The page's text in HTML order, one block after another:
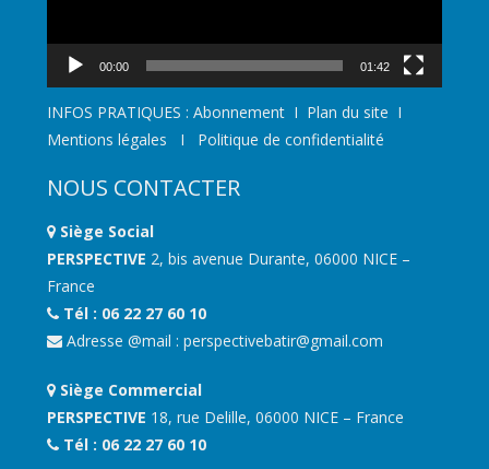
00:00 01:42
INFOS PRATIQUES : Abonnement I Plan du site I
Mentions légales I Politique de confidentialité
NOUS CONTACTER
Siège Social
PERSPECTIVE 2, bis avenue Durante, 06000 NICE –
France
Tél : 06 22 27 60 10
Adresse @mail : perspectivebatir@gmail.com
Siège Commercial
PERSPECTIVE 18, rue Delille, 06000 NICE – France
Tél : 06 22 27 60 10